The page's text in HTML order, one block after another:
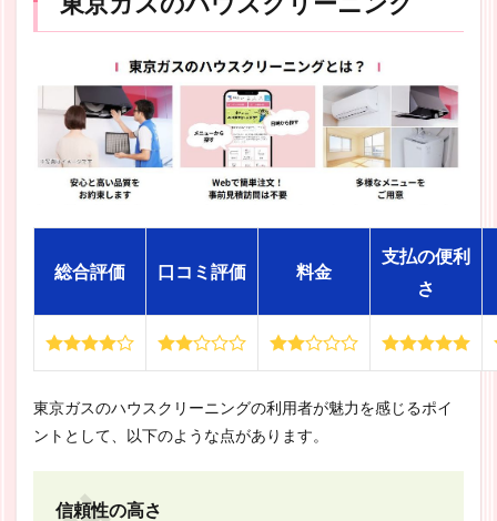
総合評価 口コミ評価 料金
支払の便利
さ
東京ガスのハウスクリーニングの利用者が魅力を感じるポイ
ントとして、以下のような点があります。
信頼性の高さ